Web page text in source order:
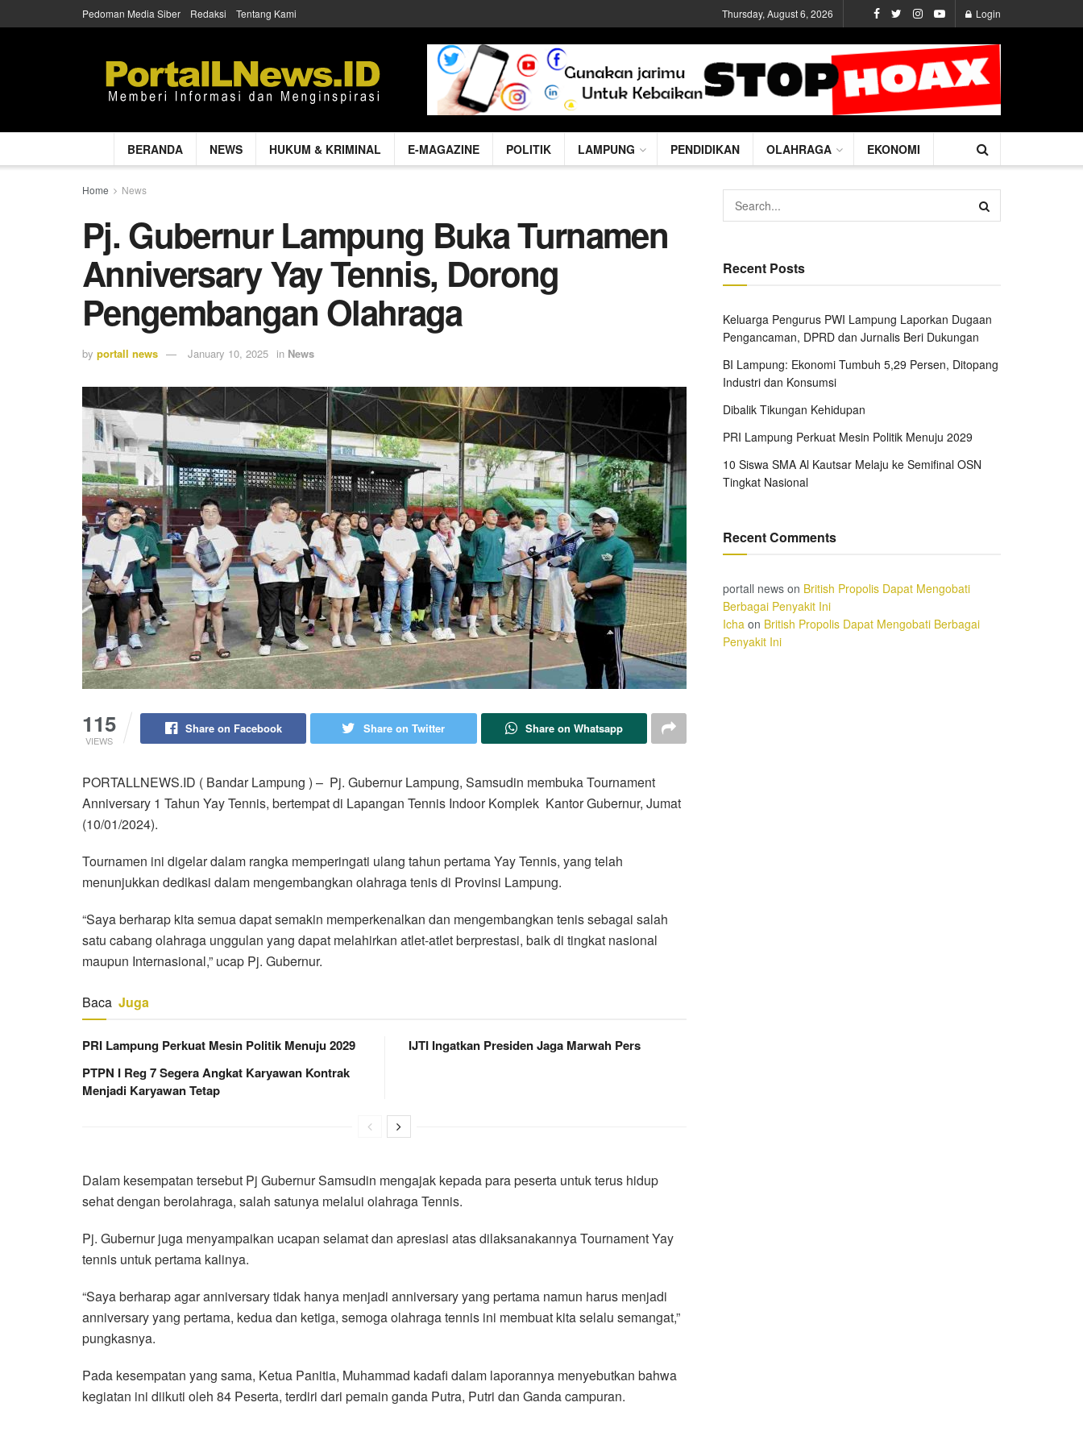
Pedoman Media Siber Redaksi Tentang Kami Thursday, August 6, 2026 Login
BERANDA NEWS HUKUM & KRIMINAL E-MAGAZINE POLITIK LAMPUNG PENDIDIKAN OLAHRAGA EKONOMI
Home News
Pj. Gubernur Lampung Buka Turnamen
Anniversary Yay Tennis, Dorong
Pengembangan Olahraga
by portall news January 10, 2025 in News
115
VIEWS
Share on Facebook Share on Twitter Share on Whatsapp
PORTALLNEWS.ID ( Bandar Lampung ) – Pj. Gubernur Lampung, Samsudin membuka Tournament
Anniversary 1 Tahun Yay Tennis, bertempat di Lapangan Tennis Indoor Komplek Kantor Gubernur, Jumat
(10/01/2024).
Tournamen ini digelar dalam rangka memperingati ulang tahun pertama Yay Tennis, yang telah
menunjukkan dedikasi dalam mengembangkan olahraga tenis di Provinsi Lampung.
“Saya berharap kita semua dapat semakin memperkenalkan dan mengembangkan tenis sebagai salah
satu cabang olahraga unggulan yang dapat melahirkan atlet-atlet berprestasi, baik di tingkat nasional
maupun Internasional,” ucap Pj. Gubernur.
Baca Juga
PRI Lampung Perkuat Mesin Politik Menuju 2029
PTPN I Reg 7 Segera Angkat Karyawan Kontrak
Menjadi Karyawan Tetap
IJTI Ingatkan Presiden Jaga Marwah Pers
Dalam kesempatan tersebut Pj Gubernur Samsudin mengajak kepada para peserta untuk terus hidup
sehat dengan berolahraga, salah satunya melalui olahraga Tennis.
Pj. Gubernur juga menyampaikan ucapan selamat dan apresiasi atas dilaksanakannya Tournament Yay
tennis untuk pertama kalinya.
“Saya berharap agar anniversary tidak hanya menjadi anniversary yang pertama namun harus menjadi
anniversary yang pertama, kedua dan ketiga, semoga olahraga tennis ini membuat kita selalu semangat,”
pungkasnya.
Pada kesempatan yang sama, Ketua Panitia, Muhammad kadafi dalam laporannya menyebutkan bahwa
kegiatan ini diikuti oleh 84 Peserta, terdiri dari pemain ganda Putra, Putri dan Ganda campuran.
Recent Posts
Keluarga Pengurus PWI Lampung Laporkan Dugaan
Pengancaman, DPRD dan Jurnalis Beri Dukungan
BI Lampung: Ekonomi Tumbuh 5,29 Persen, Ditopang
Industri dan Konsumsi
Dibalik Tikungan Kehidupan
PRI Lampung Perkuat Mesin Politik Menuju 2029
10 Siswa SMA Al Kautsar Melaju ke Semifinal OSN
Tingkat Nasional
Recent Comments
portall news on British Propolis Dapat Mengobati
Berbagai Penyakit Ini
Icha on British Propolis Dapat Mengobati Berbagai
Penyakit Ini